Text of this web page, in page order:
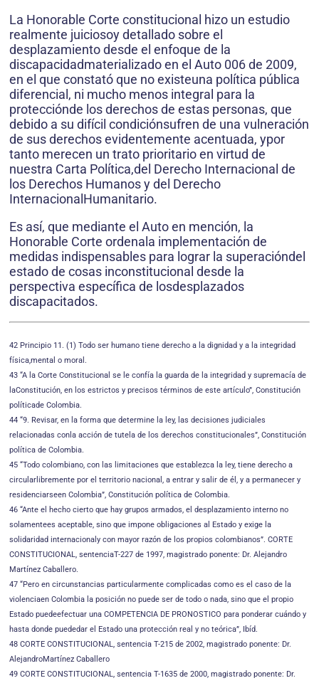
La Honorable Corte constitucional hizo un estudio
realmente juiciosoy detallado sobre el
desplazamiento desde el enfoque de la
discapacidadmaterializado en el Auto 006 de 2009,
en el que constató que no existeuna política pública
diferencial, ni mucho menos integral para la
protecciónde los derechos de estas personas, que
debido a su difícil condiciónsufren de una vulneración
de sus derechos evidentemente acentuada, ypor
tanto merecen un trato prioritario en virtud de
nuestra Carta Política,del Derecho Internacional de
los Derechos Humanos y del Derecho
InternacionalHumanitario.
Es así, que mediante el Auto en mención, la
Honorable Corte ordenala implementación de
medidas indispensables para lograr la superacióndel
estado de cosas inconstitucional desde la
perspectiva específica de losdesplazados
discapacitados.
42 Principio 11. (1) Todo ser humano tiene derecho a la dignidad y a la integridad
física,mental o moral.
43 “A la Corte Constitucional se le confía la guarda de la integridad y supremacía de
laConstitución, en los estrictos y precisos términos de este artículo”, Constitución
políticade Colombia.
44 “9. Revisar, en la forma que determine la ley, las decisiones judiciales
relacionadas conla acción de tutela de los derechos constitucionales”, Constitución
política de Colombia.
45 “Todo colombiano, con las limitaciones que establezca la ley, tiene derecho a
circularlibremente por el territorio nacional, a entrar y salir de él, y a permanecer y
residenciarseen Colombia”, Constitución política de Colombia.
46 “Ante el hecho cierto que hay grupos armados, el desplazamiento interno no
solamentees aceptable, sino que impone obligaciones al Estado y exige la
solidaridad internacionaly con mayor razón de los propios colombianos”. CORTE
CONSTITUCIONAL, sentenciaT-227 de 1997, magistrado ponente: Dr. Alejandro
Martínez Caballero.
47 “Pero en circunstancias particularmente complicadas como es el caso de la
violenciaen Colombia la posición no puede ser de todo o nada, sino que el propio
Estado puedeefectuar una COMPETENCIA DE PRONOSTICO para ponderar cuándo y
hasta donde puededar el Estado una protección real y no teórica”, Ibíd.
48 CORTE CONSTITUCIONAL, sentencia T-215 de 2002, magistrado ponente: Dr.
AlejandroMartínez Caballero
49 CORTE CONSTITUCIONAL, sentencia T-1635 de 2000, magistrado ponente: Dr.